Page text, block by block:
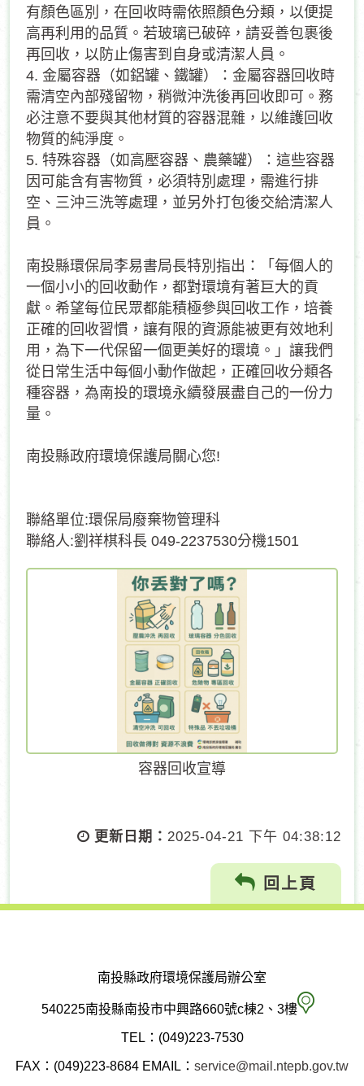
有顏色區別，在回收時需依照顏色分類，以便提
高再利用的品質。若玻璃已破碎，請妥善包裹後
再回收，以防止傷害到自身或清潔人員。
4. 金屬容器（如鋁罐、鐵罐）：金屬容器回收時
需清空內部殘留物，稍微沖洗後再回收即可。務
必注意不要與其他材質的容器混雜，以維護回收
物質的純淨度。
5. 特殊容器（如高壓容器、農藥罐）：這些容器
因可能含有害物質，必須特別處理，需進行排
空、三沖三洗等處理，並另外打包後交給清潔人
員。
南投縣環保局李易書局長特別指出：「每個人的
一個小小的回收動作，都對環境有著巨大的貢
獻。希望每位民眾都能積極參與回收工作，培養
正確的回收習慣，讓有限的資源能被更有效地利
用，為下一代保留一個更美好的環境。」讓我們
從日常生活中每個小動作做起，正確回收分類各
種容器，為南投的環境永續發展盡自己的一份力
量。
南投縣政府環境保護局關心您!
聯絡單位:環保局廢棄物管理科
聯絡人:劉祥棋科長 049-2237530分機1501
容器回收宣導
更新日期： 2025-04-21 下午 04:38:12
回上頁
南投縣政府環境保護局辦公室
540225南投縣南投市中興路660號c棟2、3樓 南
縣
TEL：(049)223-7530
FAX：(049)223-8684 EMAIL： service@mail.ntepb.gov.tw